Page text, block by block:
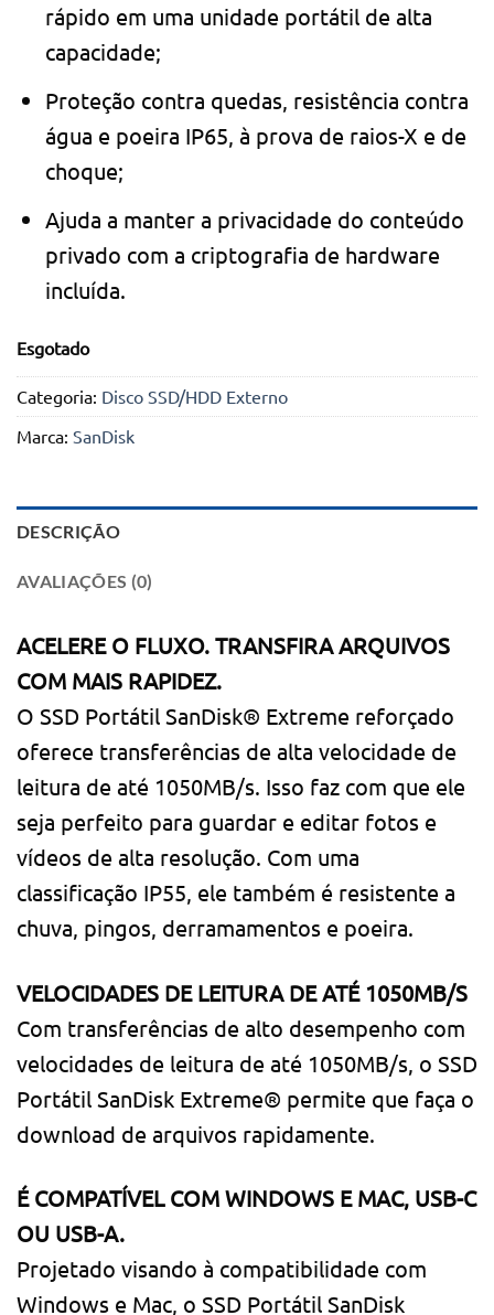
rápido em uma unidade portátil de alta
capacidade;
Proteção contra quedas, resistência contra
água e poeira IP65, à prova de raios-X e de
choque;
Ajuda a manter a privacidade do conteúdo
privado com a criptografia de hardware
incluída.
Esgotado
Categoria: Disco SSD/HDD Externo
Marca: SanDisk
DESCRIÇÃO
AVALIAÇÕES (0)
ACELERE O FLUXO. TRANSFIRA ARQUIVOS
COM MAIS RAPIDEZ.
O SSD Portátil SanDisk® Extreme reforçado
oferece transferências de alta velocidade de
leitura de até 1050MB/s. Isso faz com que ele
seja perfeito para guardar e editar fotos e
vídeos de alta resolução. Com uma
classificação IP55, ele também é resistente a
chuva, pingos, derramamentos e poeira.
VELOCIDADES DE LEITURA DE ATÉ 1050MB/S
Com transferências de alto desempenho com
velocidades de leitura de até 1050MB/s, o SSD
Portátil SanDisk Extreme® permite que faça o
download de arquivos rapidamente.
É COMPATÍVEL COM WINDOWS E MAC, USB-C
OU USB-A.
Projetado visando à compatibilidade com
Windows e Mac, o SSD Portátil SanDisk